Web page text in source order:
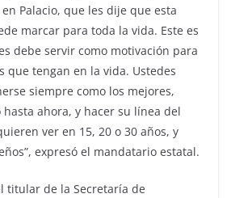
Palacio, que les dije que esta
marcar para toda la vida. Este es
debe servir como motivación para
que tengan en la vida. Ustedes
siempre como los mejores,
ahora, y hacer su línea del
ver en 15, 20 o 30 años, y
expresó el mandatario estatal.
titular de la Secretaría de